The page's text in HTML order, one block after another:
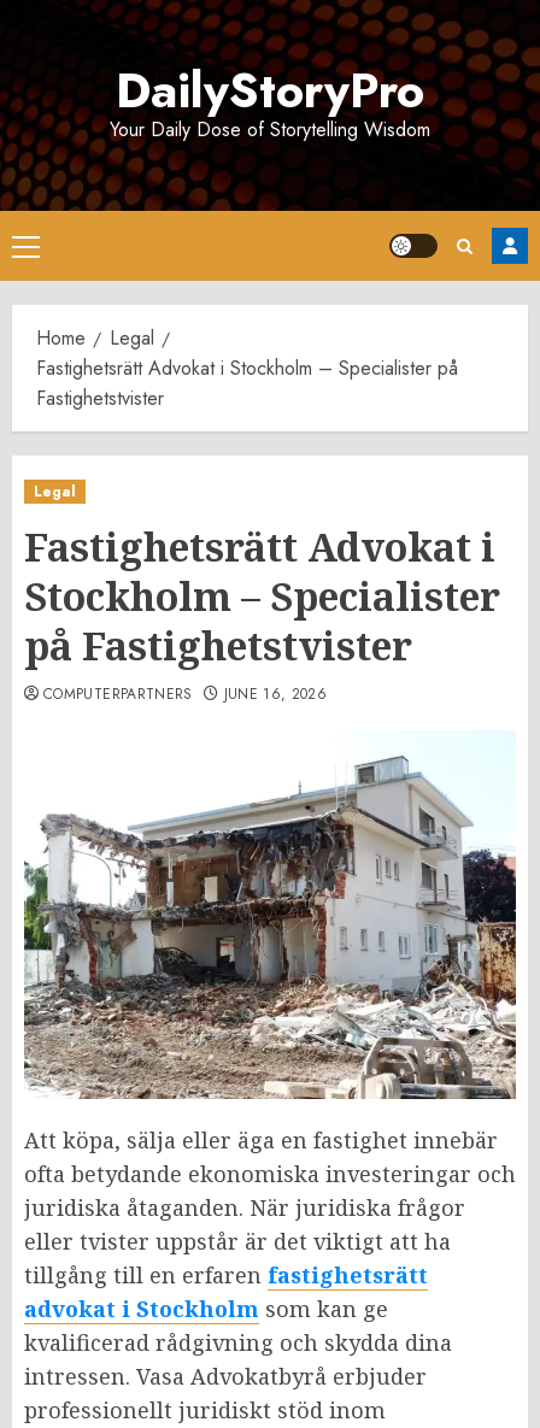
DailyStoryPro
Your Daily Dose of Storytelling Wisdom
Primary
Menu
Home
Legal
Fastighetsrätt Advokat i Stockholm – Specialister på
Fastighetstvister
Legal
Fastighetsrätt Advokat i
Stockholm – Specialister
på Fastighetstvister
COMPUTERPARTNERS JUNE 16, 2026
Att köpa, sälja eller äga en fastighet innebär
ofta betydande ekonomiska investeringar och
juridiska åtaganden. När juridiska frågor
eller tvister uppstår är det viktigt att ha
tillgång till en erfaren fastighetsrätt
advokat i Stockholm som kan ge
kvalificerad rådgivning och skydda dina
intressen. Vasa Advokatbyrå erbjuder
professionellt juridiskt stöd inom